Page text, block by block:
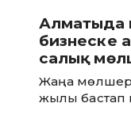
Алматыда
бизнеске
салық
3% болып
Жаңа
жылы бастап